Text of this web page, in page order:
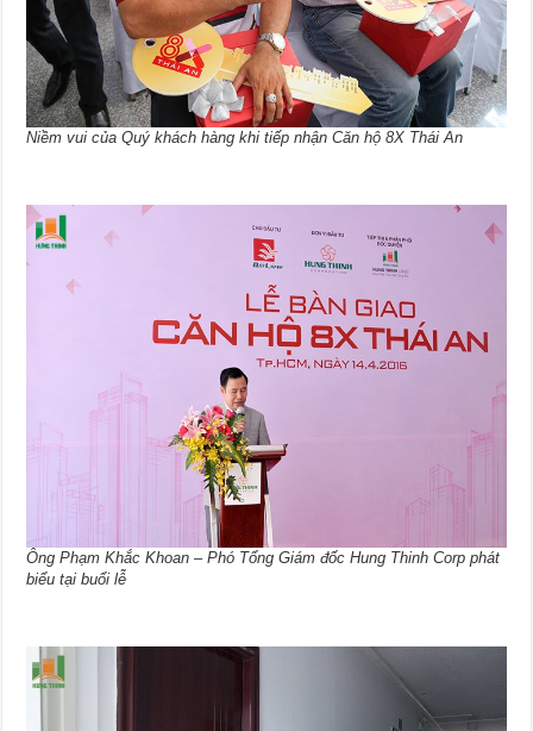
Niềm vui của Quý khách hàng khi tiếp nhận Căn hộ 8X Thái An
Ông Phạm Khắc Khoan – Phó Tổng Giám đốc Hung Thinh Corp phát
biểu tại buổi lễ